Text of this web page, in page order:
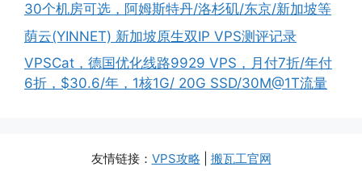
30个机房可选，阿姆斯特丹/洛杉矶/东京/新加坡等
荫云(YINNET) 新加坡原生双IP VPS测评记录
VPSCat，德国优化线路9929 VPS，月付7折/年付
6折，$30.6/年，1核1G/ 20G SSD/30M@1T流量
友情链接： VPS攻略 搬瓦工官网